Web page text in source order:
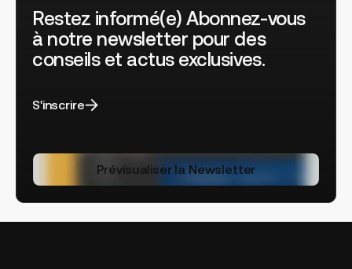
Restez informé(e) Abonnez-vous
à notre newsletter pour des
conseils et actus exclusives.
S'inscrire
Prévisualiser la Newsletter